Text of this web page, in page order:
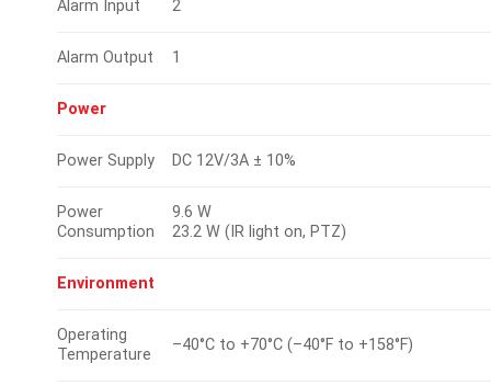
Alarm Input 2
Alarm Output 1
Power
Power Supply DC 12V/3A ± 10%
Power
Consumption
9.6 W
23.2 W (IR light on, PTZ)
Environment
Operating
Temperature
–40°C to +70°C (–40°F to +158°F)